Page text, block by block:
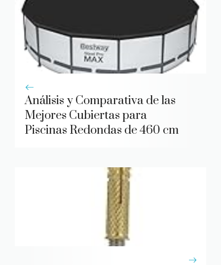
Análisis y Comparativa de las
Mejores Cubiertas para
Piscinas Redondas de 460 cm